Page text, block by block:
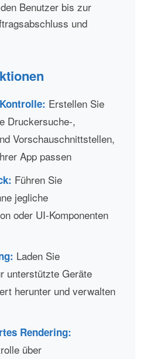
Benutzer bis zur
und
Erstellen Sie
Druckersuche-,
Vorschauschnittstellen,
App passen
Führen Sie
jegliche
oder UI-Komponenten
Laden Sie
unterstützte Geräte
herunter und verwalten
Rendering:
über